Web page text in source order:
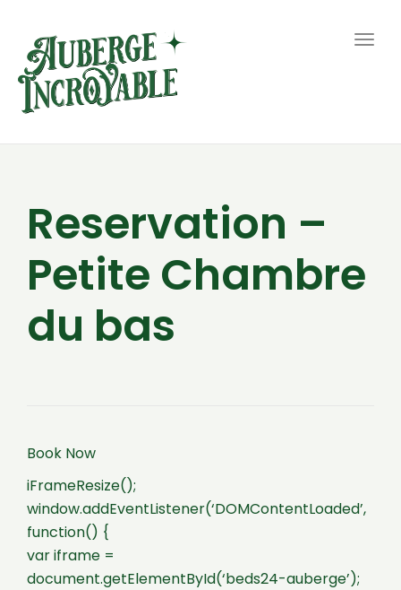
Reservation –
Petite Chambre
du bas
Book Now
iFrameResize();
window.addEventListener(‘DOMContentLoaded’,
function() {
var iframe =
document.getElementById(‘beds24-auberge’);